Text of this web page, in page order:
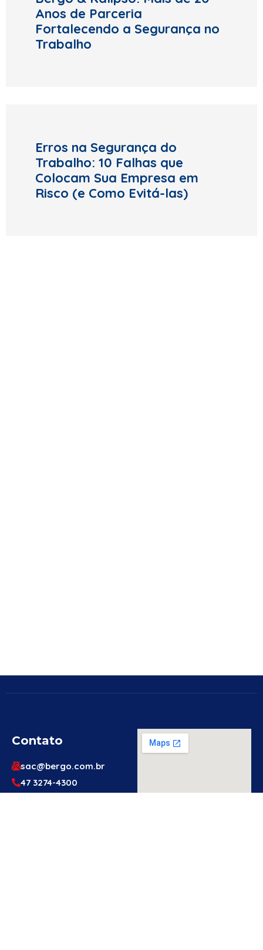
Anos de Parceria
Fortalecendo a Segurança no
Trabalho
Erros na Segurança do
Trabalho: 10 Falhas que
Colocam Sua Empresa em
Risco (e Como Evitá-las)
Contato
sac@bergo.com.br
47 3274-4300